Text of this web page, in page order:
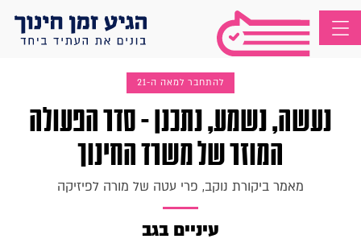
להתחבר למאה ה-21
נעשה, נשמע, נתכנן - סדר הפעולה
המוזר של משרד החינוך
מאמר ביקורת נוקב, פרי עטה של מורה לפיזיקה
עיניים בגב